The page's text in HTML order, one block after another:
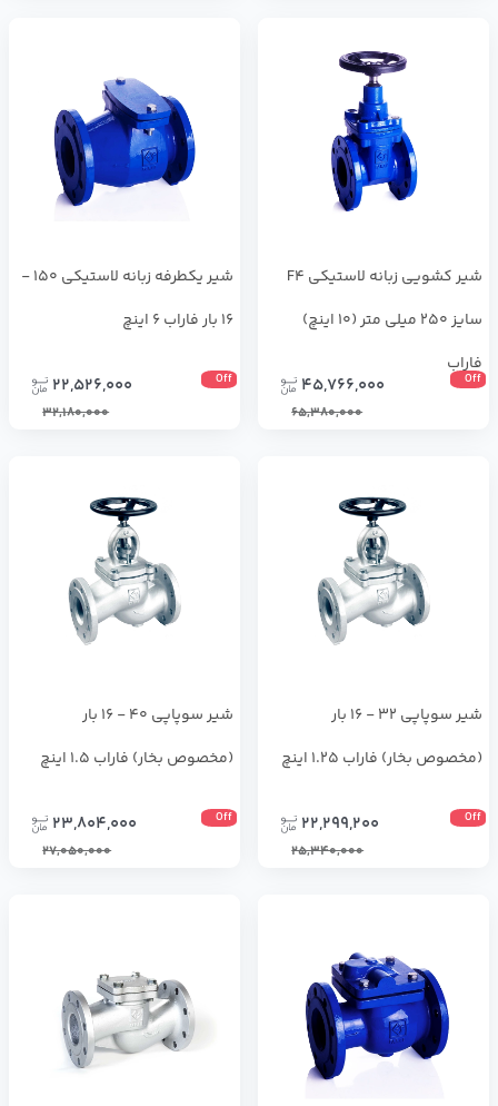
شیر کشویی زبانه لاستیکی F4
سایز 250 میلی متر (10 اینچ)
فاراب
Off
45,766,000
65,380,000
شیر یکطرفه زبانه لاستیکی 150 -
16 بار فاراب 6 اینچ
Off
22,526,000
32,180,000
شیر سوپاپی 32 - 16 بار
(مخصوص بخار) فاراب 1.25 اینچ
Off
22,299,200
25,340,000
شیر سوپاپی 40 - 16 بار
(مخصوص بخار) فاراب 1.5 اینچ
Off
23,804,000
27,050,000